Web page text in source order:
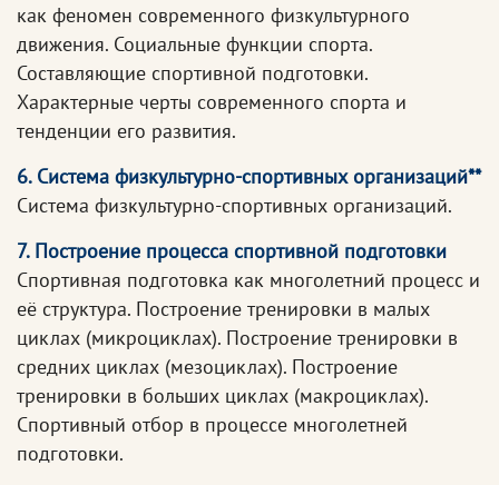
как феномен современного физкультурного
движения. Социальные функции спорта.
Составляющие спортивной подготовки.
Характерные черты современного спорта и
тенденции его развития.
6. Система физкультурно-спортивных организаций**
Система физкультурно-спортивных организаций.
7. Построение процесса спортивной подготовки
Спортивная подготовка как многолетний процесс и
её структура. Построение тренировки в малых
циклах (микроциклах). Построение тренировки в
средних циклах (мезоциклах). Построение
тренировки в больших циклах (макроциклах).
Спортивный отбор в процессе многолетней
подготовки.